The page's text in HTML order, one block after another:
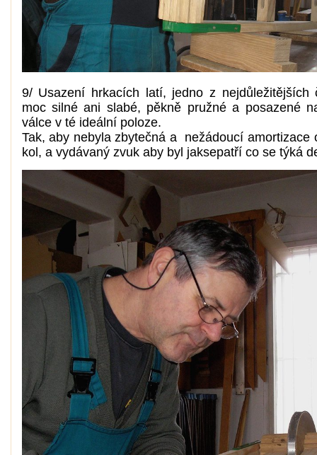
9/ Usazení hrkacích latí, jedno z nejdůležitějších
moc silné ani slabé, pěkně pružné a posazené
válce v té ideální poloze.
Tak, aby nebyla zbytečná a nežádoucí amortizace
kol, a vydávaný zvuk aby byl jaksepatří co se týká